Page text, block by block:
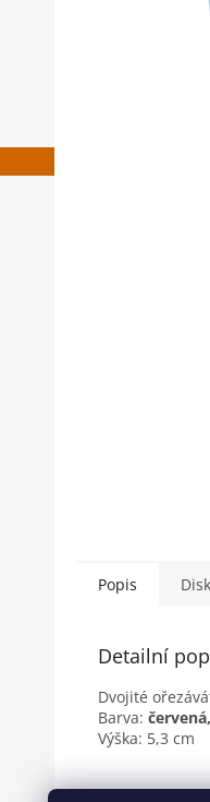
Popis
Detailní
Dvojité
Barva:
Výška: 5,3 cm